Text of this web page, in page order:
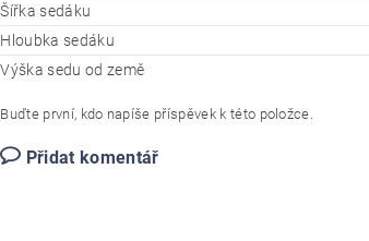
Šířka sedáku
Hloubka sedáku
Výška sedu od země
Buďte první, kdo napíše příspěvek k této položce.
Přidat komentář